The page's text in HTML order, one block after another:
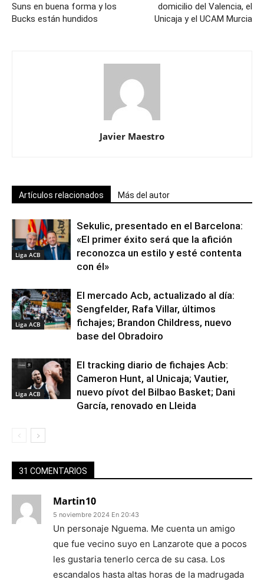
Suns en buena forma y los
Bucks están hundidos
domicilio del Valencia, el
Unicaja y el UCAM Murcia
Javier Maestro
Artículos relacionados Más del autor
Liga ACB
Sekulic, presentado en el Barcelona:
«El primer éxito será que la afición
reconozca un estilo y esté contenta
con él»
Liga ACB
El mercado Acb, actualizado al día:
Sengfelder, Rafa Villar, últimos
fichajes; Brandon Childress, nuevo
base del Obradoiro
Liga ACB
El tracking diario de fichajes Acb:
Cameron Hunt, al Unicaja; Vautier,
nuevo pívot del Bilbao Basket; Dani
García, renovado en Lleida
31 COMENTARIOS
Martin10
5 noviembre 2024 En 20:43
Un personaje Nguema. Me cuenta un amigo
que fue vecino suyo en Lanzarote que a pocos
les gustaria tenerlo cerca de su casa. Los
escandalos hasta altas horas de la madrugada